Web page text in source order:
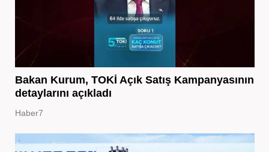
Bakan Kurum, TOKİ Açık Satış Kampanyasının
detaylarını açıkladı
Haber7